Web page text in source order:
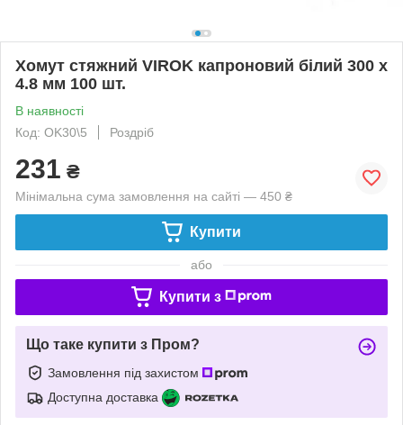
Хомут стяжний VIROK капроновий білий 300 х
4.8 мм 100 шт.
В наявності
Код: OK30\5
Роздріб
231 ₴
Мінімальна сума замовлення на сайті — 450 ₴
Купити
або
Купити з
Що таке купити з Пром?
Замовлення під захистом
Доступна доставка